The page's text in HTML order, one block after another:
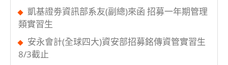
凱基證劵資訊部系友(副總)來函 招募一年期管理
類實習生
安永會計(全球四大)資安部招募銘傳資管實習生
8/3截止